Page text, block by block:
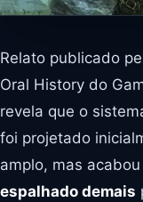
Relato publicado
Oral History do
revela que o
foi projetado
amplo, mas
espalhado demais